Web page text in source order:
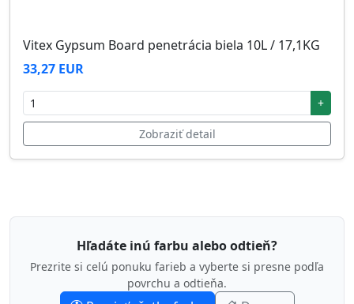
Vitex Gypsum Board penetrácia biela 10L / 17,1KG
33,27 EUR
+
Zobraziť detail
Hľadáte inú farbu alebo odtieň?
Prezrite si celú ponuku farieb a vyberte si presne podľa
povrchu a odtieňa.